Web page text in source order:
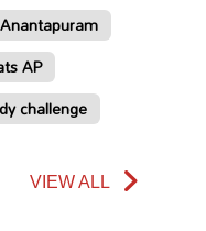
AP
challenge
VIEW ALL